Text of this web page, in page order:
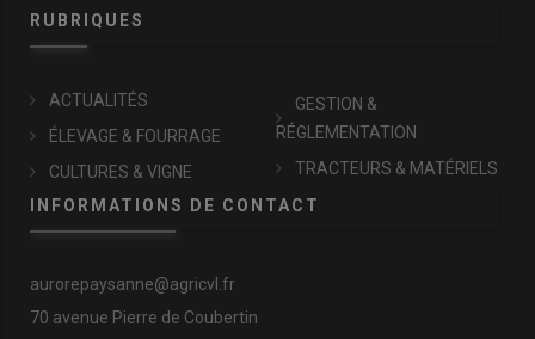
RUBRIQUES
ACTUALITÉS
ÉLEVAGE & FOURRAGE
CULTURES & VIGNE
GESTION &
RÉGLEMENTATION
TRACTEURS & MATÉRIELS
INFORMATIONS DE CONTACT
aurorepaysanne@agricvl.fr
70 avenue Pierre de Coubertin